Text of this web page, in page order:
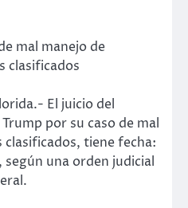
mal manejo de
clasificados
El juicio del
por su caso de mal
tiene fecha:
una orden judicial